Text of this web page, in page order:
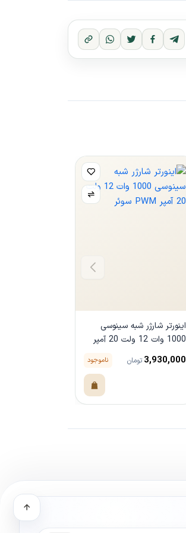
اینورتر شارژر شبه سینوسی
1000 وات 12 ولت 20 آمپر
PWM سوئر
3,930,000 تومان ناموجود